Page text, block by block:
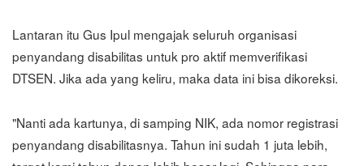
Lantaran itu Gus Ipul mengajak seluruh organisasi
penyandang disabilitas untuk pro aktif memverifikasi
DTSEN. Jika ada yang keliru, maka data ini bisa dikoreksi.
"Nanti ada kartunya, di samping NIK, ada nomor registrasi
penyandang disabilitasnya. Tahun ini sudah 1 juta lebih,